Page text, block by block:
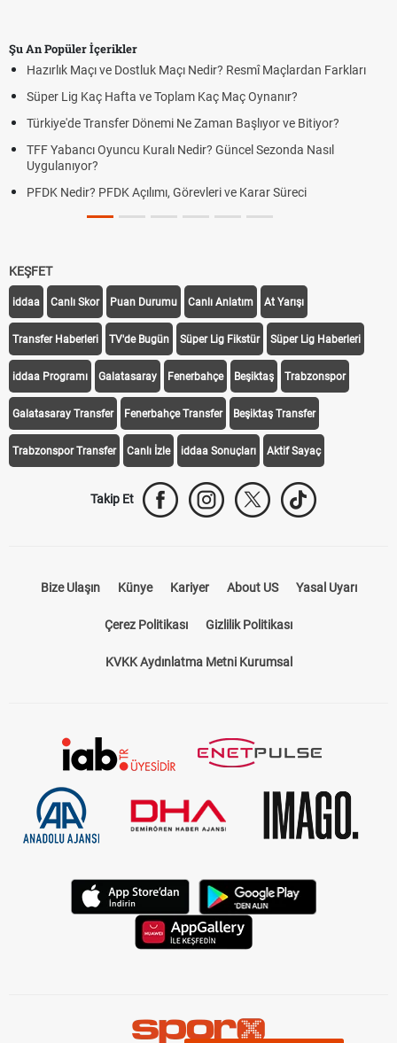
Şu An Popüler İçerikler
Hazırlık Maçı ve Dostluk Maçı Nedir? Resmî Maçlardan Farkları
Süper Lig Kaç Hafta ve Toplam Kaç Maç Oynanır?
Türkiye'de Transfer Dönemi Ne Zaman Başlıyor ve Bitiyor?
TFF Yabancı Oyuncu Kuralı Nedir? Güncel Sezonda Nasıl
Uygulanıyor?
PFDK Nedir? PFDK Açılımı, Görevleri ve Karar Süreci
KEŞFET
iddaa Canlı Skor Puan Durumu Canlı Anlatım At Yarışı
Transfer Haberleri TV'de Bugün Süper Lig Fikstür Süper Lig Haberleri
iddaa Programı Galatasaray Fenerbahçe Beşiktaş Trabzonspor
Galatasaray Transfer Fenerbahçe Transfer Beşiktaş Transfer
Trabzonspor Transfer Canlı İzle iddaa Sonuçları Aktif Sayaç
Takip Et
Bize Ulaşın Künye Kariyer About US Yasal Uyarı
Çerez Politikası Gizlilik Politikası
KVKK Aydınlatma Metni Kurumsal